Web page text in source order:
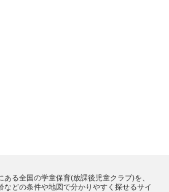
る全国の学童保育(放課後児童クラブ)を、
などの条件や地図で分かりやすく探せるサイ